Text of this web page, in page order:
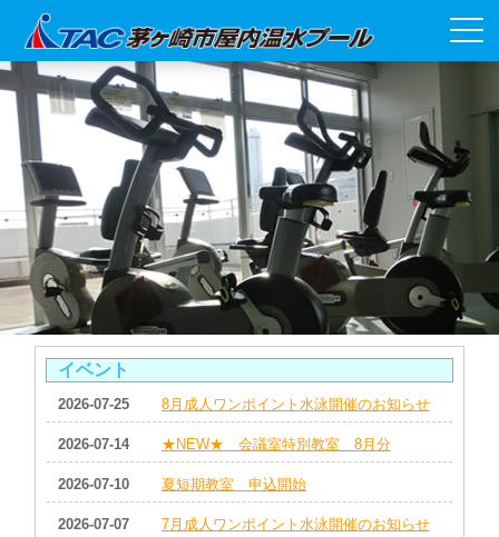
イベント
2026-07-25 8月成人ワンポイント水泳開催のお知らせ
2026-07-14 ★NEW★ 会議室特別教室 8月分
2026-07-10 夏短期教室 申込開始
2026-07-07 7月成人ワンポイント水泳開催のお知らせ